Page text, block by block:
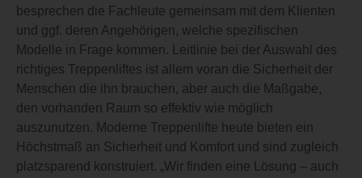
besprechen die Fachleute gemeinsam mit dem Klienten
und ggf. deren Angehörigen, welche spezifischen
Modelle in Frage kommen. Leitlinie bei der Auswahl des
richtiges Treppenliftes ist allem voran die Sicherheit der
Menschen die ihn brauchen, aber auch die Maßgabe,
den vorhanden Raum so effektiv wie möglich
auszunutzen. Moderne Treppenlifte heute bieten ein
Höchstmaß an Sicherheit und Komfort und sind zugleich
platzsparend konstruiert. „Wir finden eine Lösung – auch